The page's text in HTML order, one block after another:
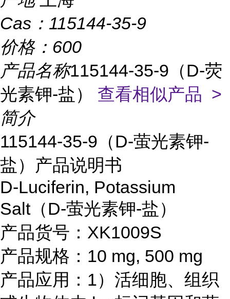
Cas： 115144-35-9
价格： 600
产品名称115144-35-9（D-荧
光素钾-盐） 查看相似产品 >
简介
115144-35-9（D-萤光素钾-
盐）产品说明书
D-Luciferin, Potassium
Salt（D-萤光素钾-盐）
产品货号：XK1009S
产品规格：10 mg, 500 mg
产品应用：1）活细胞、组织